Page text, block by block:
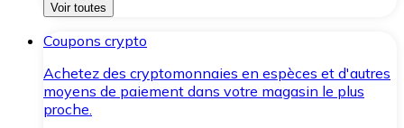
Voir toutes
Coupons crypto
Achetez des cryptomonnaies en espèces et d'autres
moyens de paiement dans votre magasin le plus
proche.